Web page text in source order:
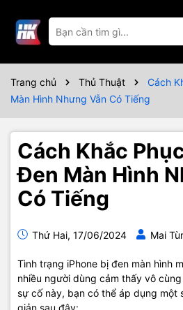
Trang chủ Thủ Thuật
Cách
Màn Hình Nhưng Vẫn Có Tiếng
Cách Khắc
Đen Màn Hình
Có Tiếng
Thứ Hai, 17/06/2024 Mai
Tình trạng iPhone bị đen màn hình
nhiều người dùng cảm thấy vô
sự cố này, bạn có thể áp dụng một
giản sau đây: